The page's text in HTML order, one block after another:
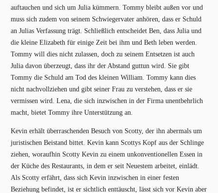
auftauchen und sich um Julia kümmern. Tommy bleibt außen vor und
muss sich zudem von seinem Schwiegervater anhören, dass er Schuld
an Julias Verfassung trägt. Schließlich entscheidet Ben, dass Julia und
die kleine Elizabeth für einige Zeit bei ihm und Beth leben werden.
Tommy will dies nicht zulassen, doch zu seinem Entsetzen ist auch
Julia davon überzeugt, dass ihr der Abstand guttun wird. Sie gibt
Tommy die Schuld am Tod des kleinen William. Tommy kann dies
nicht nachvollziehen und gibt seiner Frau zu verstehen, dass er sie
vermissen wird. Lena, die sich inzwischen in der Firma unentbehrlich
macht, bietet Tommy ihre Unterstützung an.
Kevin erhält überraschenden Besuch von Scotty, der ihn abermals um
juristischen Beistand bittet. Kevin kann Scottys Kopf aus der Schlinge
ziehen, woraufhin Scotty Kevin zu einem unkonventionellen Essen in
der Küche des Restaurants, in dem er seit Neuestem arbeitet, einlädt.
Als Scotty erfährt, dass sich Kevin inzwischen in einer festen
Beziehung befindet, ist er sichtlich enttäuscht, lässt sich vor Kevin aber